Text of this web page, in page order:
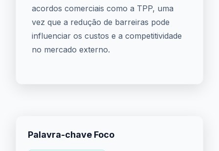
acordos comerciais como a TPP, uma
vez que a redução de barreiras pode
influenciar os custos e a competitividade
no mercado externo.
Palavra-chave Foco